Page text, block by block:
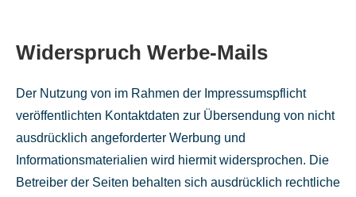
Widerspruch Werbe-Mails
Der Nutzung von im Rahmen der Impressumspflicht
veröffentlichten Kontaktdaten zur Übersendung von nicht
ausdrücklich angeforderter Werbung und
Informationsmaterialien wird hiermit widersprochen. Die
Betreiber der Seiten behalten sich ausdrücklich rechtliche